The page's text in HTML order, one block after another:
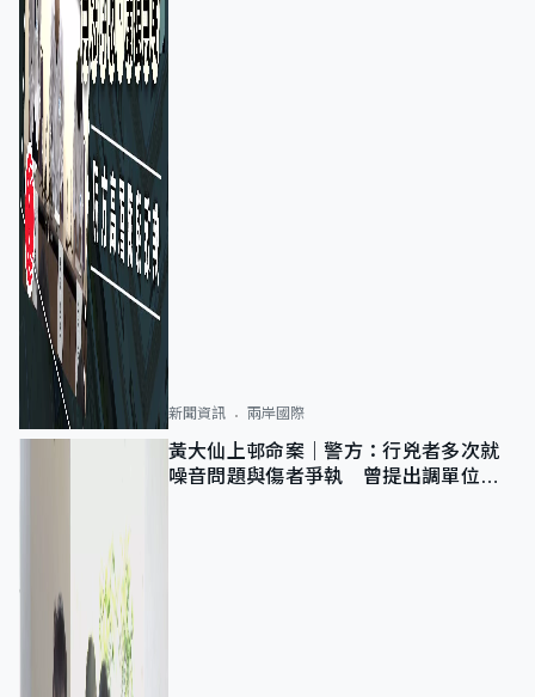
新聞資訊 兩岸國際
黃大仙上邨命案｜警方：行兇者多次就
噪音問題與傷者爭執 曾提出調單位已